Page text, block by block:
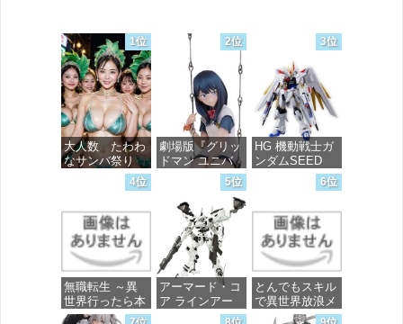
1位
大人数 たわわ
なサンバ祭り
価格：¥99
2位
劇場版『グリッ
ドマン ユニバ
ース』 宝多六
花 wall figure
1/7スケール プ
ラスチック製
塗装済み完成品
フィギュア
価格：¥13,756
3位
HG 機動戦士ガ
ンダムSEED
FREEDOM マ
イティーストラ
ガンダム 1/144
スケール 色分
け済みプラモデ
価格：¥4,800
4位
無職転生 ～異
世界行ったら本
気だす～ 20
5位
アーマード・コ
ア ラインアー
ク ホワイト・
6位
とんでもスキル
で異世界放浪メ
シ 10 (ガルドコ